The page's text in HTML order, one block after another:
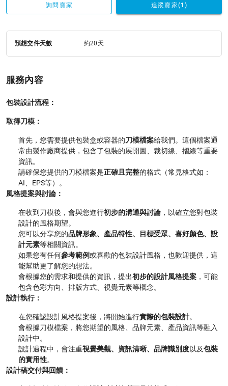
詢問賣家 追蹤賣家(1)
預想交件天數 約20天
服務內容
包裝設計流程：
取得刀模：
首先，您需要提供包裝盒或容器的刀模檔案給我們。這個檔案通
常由製作廠商提供，包含了包裝的展開圖、裁切線、摺線等重要
資訊。
請確保您提供的刀模檔案是正確且完整的格式（常見格式如：
AI、EPS等）。
風格提案與討論：
在收到刀模後，會與您進行初步的溝通與討論 ，以確立您對包裝
設計的風格期望。
您可以分享您的品牌形象、產品特性、目標受眾、喜好顏色、設
計元素等相關資訊。
如果您有任何參考範例或喜歡的包裝設計風格，也歡迎提供，這
能幫助更了解您的想法。
會根據您的需求和提供的資訊，提出初步的設計風格提案 ，可能
包含色彩方向、排版方式、視覺元素等概念。
設計執行：
在您確認設計風格提案後，將開始進行實際的包裝設計。
會根據刀模檔案，將您期望的風格、品牌元素、產品資訊等融入
設計中。
設計過程中，會注重視覺美觀、資訊清晰、品牌識別度以及包裝
的實用性。
設計稿交付與回饋：